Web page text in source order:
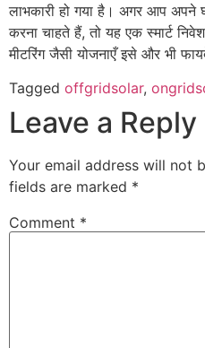
लाभकारी हो गया है। अगर आप अपने
करना चाहते हैं, तो यह एक स्मार्ट
मीटरिंग जैसी योजनाएँ इसे और भी
Tagged offgridsolar,
Leave a Reply
Your email address will not
fields are marked *
Comment *